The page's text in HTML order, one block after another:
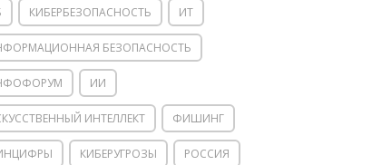
КИБЕРБЕЗОПАСНОСТЬ ИТ
БЕЗОПАСНОСТЬ
ИИ
ИНТЕЛЛЕКТ ФИШИНГ
КИБЕРУГРОЗЫ РОССИЯ